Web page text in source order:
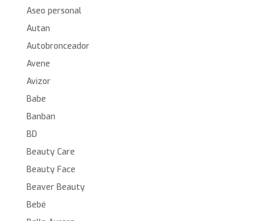
Aseo personal
Autan
Autobronceador
Avene
Avizor
Babe
Banban
BD
Beauty Care
Beauty Face
Beaver Beauty
Bebé